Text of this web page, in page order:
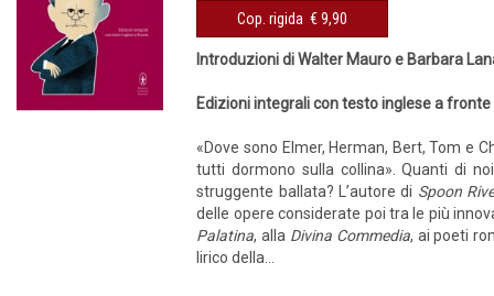
Cop. rigida € 9,90
Introduzioni di Walter Mauro e Barbara
Edizioni integrali con testo inglese a fronte
«Dove sono Elmer, Herman, Bert, Tom e
tutti dormono sulla collina». Quanti di
struggente ballata? L’autore di Spoon
delle opere considerate poi tra le più
Palatina, alla Divina Commedia, ai poeti
lirico della...